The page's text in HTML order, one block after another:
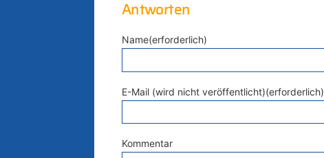
Antworten
Name(erforderlich)
E-Mail (wird nicht veröffentlicht)(erforderlich)
Kommentar